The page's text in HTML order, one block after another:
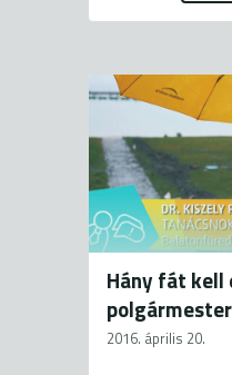
Hány fát
2016. április 20.